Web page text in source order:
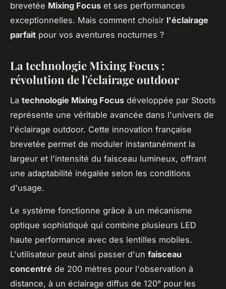
brevetée Mixing Focus et ses performances
exceptionnelles. Mais comment choisir l'éclairage
parfait pour vos aventures nocturnes ?
La technologie Mixing Focus :
révolution de l'éclairage outdoor
La technologie Mixing Focus développée par Stoots
représente une véritable avancée dans l'univers de
l'éclairage outdoor. Cette innovation française
brevetée permet de moduler instantanément la
largeur et l'intensité du faisceau lumineux, offrant
une adaptabilité inégalée selon les conditions
d'usage.
Le système fonctionne grâce à un mécanisme
optique sophistiqué qui combine plusieurs LED
haute performance avec des lentilles mobiles.
L'utilisateur peut ainsi passer d'un faisceau
concentré de 200 mètres pour l'observation à
distance, à un éclairage diffus de 120° pour les